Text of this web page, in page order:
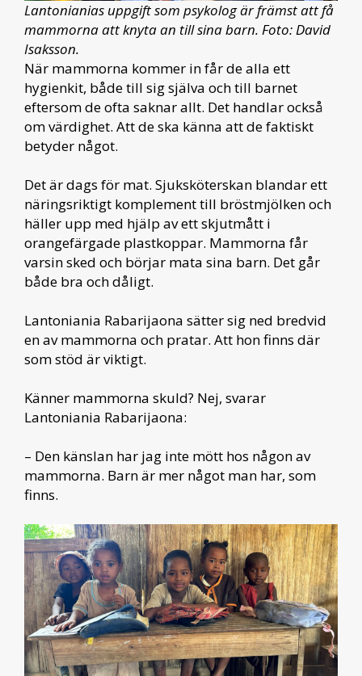
Lantonianias uppgift som psykolog är främst att få
mammorna att knyta an till sina barn. Foto: David
Isaksson.
När mammorna kommer in får de alla ett
hygienkit, både till sig själva och till barnet
eftersom de ofta saknar allt. Det handlar också
om värdighet. Att de ska känna att de faktiskt
betyder något.
Det är dags för mat. Sjuksköterskan blandar ett
näringsriktigt komplement till bröstmjölken och
häller upp med hjälp av ett skjutmått i
orangefärgade plastkoppar. Mammorna får
varsin sked och börjar mata sina barn. Det går
både bra och dåligt.
Lantoniania Rabarijaona sätter sig ned bredvid
en av mammorna och pratar. Att hon finns där
som stöd är viktigt.
Känner mammorna skuld? Nej, svarar
Lantoniania Rabarijaona:
– Den känslan har jag inte mött hos någon av
mammorna. Barn är mer något man har, som
finns.